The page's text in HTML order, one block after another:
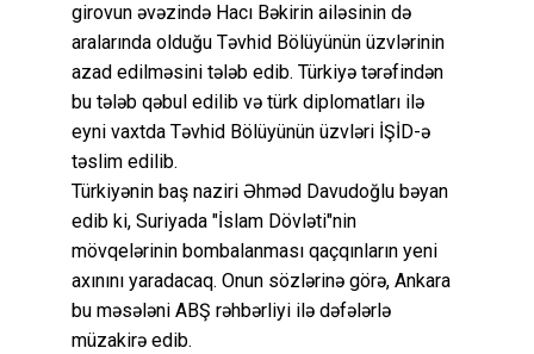
girovun əvəzində Hacı Bəkirin ailəsinin də
aralarında olduğu Təvhid Bölüyünün üzvlərinin
azad edilməsini tələb edib. Türkiyə tərəfindən
bu tələb qəbul edilib və türk diplomatları ilə
eyni vaxtda Təvhid Bölüyünün üzvləri İŞİD-ə
təslim edilib.
Türkiyənin baş naziri Əhməd Davudoğlu bəyan
edib ki, Suriyada "İslam Dövləti"nin
mövqelərinin bombalanması qaçqınların yeni
axınını yaradacaq. Onun sözlərinə görə, Ankara
bu məsələni ABŞ rəhbərliyi ilə dəfələrlə
müzakirə edib.